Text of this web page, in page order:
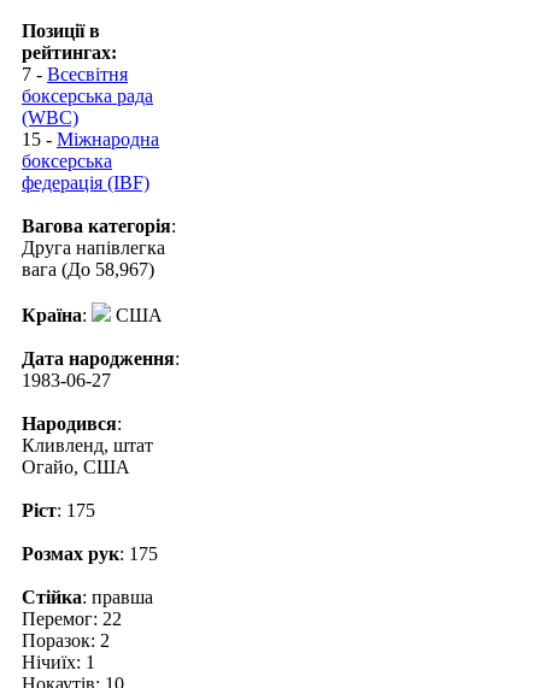
Позиції в
рейтингах:
7 - Всесвітня
боксерська рада
(WBC)
15 - Міжнародна
боксерська
федерація (IBF)
Вагова категорія:
Друга напівлегка
вага (До 58,967)
Країна: США
Дата народження:
1983-06-27
Народився:
Кливленд, штат
Огайо, США
Ріст: 175
Розмах рук: 175
Стійка: правша
Перемог: 22
Поразок: 2
Нічиїх: 1
Нокаутів: 10